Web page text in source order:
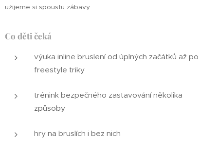
užijeme si spoustu zábavy.
Co děti čeká
výuka inline bruslení od úplných začátků až po
freestyle triky
trénink bezpečného zastavování několika
způsoby
hry na bruslích i bez nich